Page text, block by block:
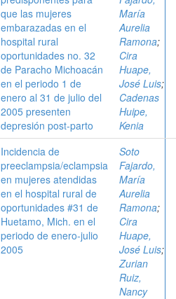
que las mujeres
embarazadas en el
hospital rural
oportunidades no. 32
de Paracho Michoacán
en el periodo 1 de
enero al 31 de julio del
2005 presenten
depresión post-parto
María
Aurelia
Ramona;
Cira
Huape,
José Luis;
Cadenas
Huipe,
Kenia
Incidencia de
preeclampsia/eclampsia
en mujeres atendidas
en el hospital rural de
oportunidades #31 de
Huetamo, Mich. en el
periodo de enero-julio
2005
Soto
Fajardo,
María
Aurelia
Ramona;
Cira
Huape,
José Luis;
Zurian
Ruiz,
Nancy